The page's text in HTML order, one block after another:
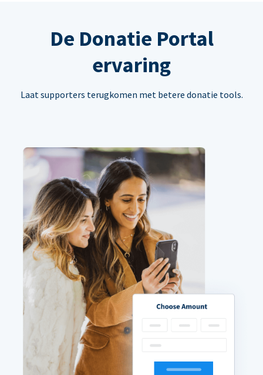
De Donatie Portal
ervaring
Laat supporters terugkomen met betere donatie tools.